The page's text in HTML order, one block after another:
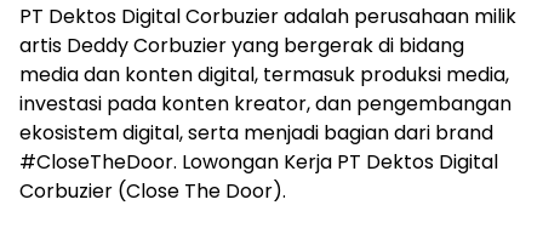
PT Dektos Digital Corbuzier adalah perusahaan milik
artis Deddy Corbuzier yang bergerak di bidang
media dan konten digital, termasuk produksi media,
investasi pada konten kreator, dan pengembangan
ekosistem digital, serta menjadi bagian dari brand
#CloseTheDoor. Lowongan Kerja PT Dektos Digital
Corbuzier (Close The Door).